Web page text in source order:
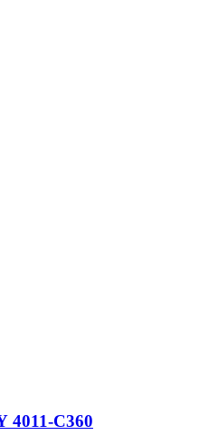
C360